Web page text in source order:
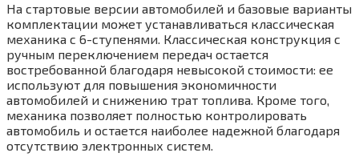
На стартовые версии автомобилей и базовые варианты
комплектации может устанавливаться классическая
механика с 6-ступенями. Классическая конструкция с
ручным переключением передач остается
востребованной благодаря невысокой стоимости: ее
используют для повышения экономичности
автомобилей и снижению трат топлива. Кроме того,
механика позволяет полностью контролировать
автомобиль и остается наиболее надежной благодаря
отсутствию электронных систем.